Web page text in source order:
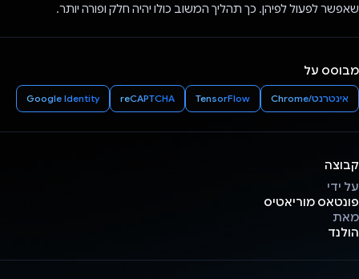
שאפשר לפעול לפיהן. כך תהליך המשוב כולו יהיה חלק ופורה יותר.
מבוסס על
אינטרנט/Chrome TensorFlow
reCAPTCHA
Google Identity
קבוצה
על ידי
פונטאס מוריאטיס
מאת
הולנד